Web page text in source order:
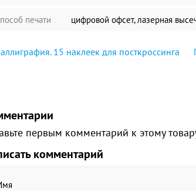
печати цифровой офсет, лазерная
15 наклеек для посткроссинга
первым комментарий к этому
комментарий